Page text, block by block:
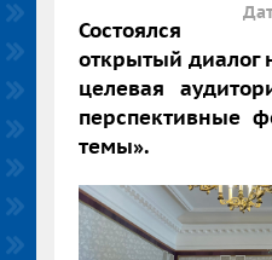
Состоялся
открытый диалог
целевая
перспективные
темы».